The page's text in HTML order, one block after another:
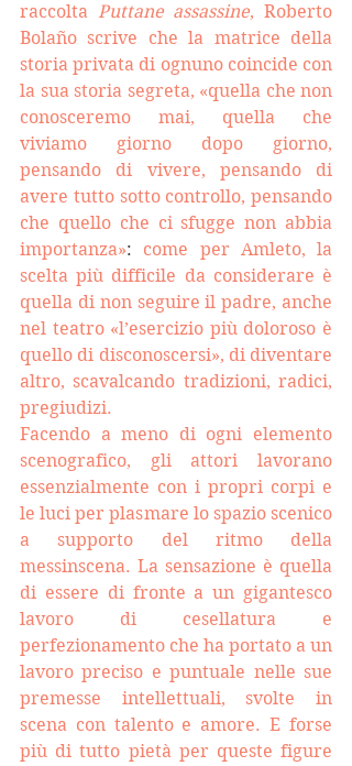
raccolta Puttane assassine, Roberto
Bolaño scrive che la matrice della
storia privata di ognuno coincide con
la sua storia segreta, «quella che non
conosceremo mai, quella che
viviamo giorno dopo giorno,
pensando di vivere, pensando di
avere tutto sotto controllo, pensando
che quello che ci sfugge non abbia
importanza»: come per Amleto, la
scelta più difficile da considerare è
quella di non seguire il padre, anche
nel teatro «l’esercizio più doloroso è
quello di disconoscersi», di diventare
altro, scavalcando tradizioni, radici,
pregiudizi.
Facendo a meno di ogni elemento
scenografico, gli attori lavorano
essenzialmente con i propri corpi e
le luci per plasmare lo spazio scenico
a supporto del ritmo della
messinscena. La sensazione è quella
di essere di fronte a un gigantesco
lavoro di cesellatura e
perfezionamento che ha portato a un
lavoro preciso e puntuale nelle sue
premesse intellettuali, svolte in
scena con talento e amore. E forse
più di tutto pietà per queste figure